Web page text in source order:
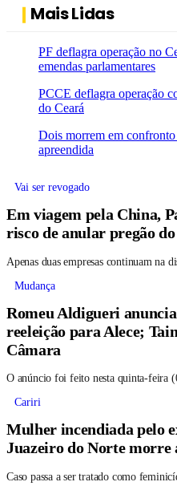
Mais Lidas
PF deflagra operação no
emendas parlamentares
PCCE deflagra operação
do Ceará
Dois morrem em
apreendida
Vai ser revogado
Em viagem pela China,
risco de anular pregão
Apenas duas empresas continuam na
Mudança
Romeu Aldigueri
reeleição para Alece;
Câmara
O anúncio foi feito nesta quinta-feira
Cariri
Mulher incendiada pelo
Juazeiro do Norte morre
Caso passa a ser tratado como